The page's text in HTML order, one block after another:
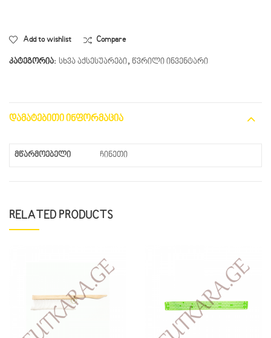
Add to wishlist Compare
კატეგორია: სხვა აქსესუარები, წვრილი ინვენტარი
ᲓᲐᲛᲐᲢᲔᲑᲘᲗᲘ ᲘᲜᲤᲝᲠᲛᲐᲪᲘᲐ
მწარმოებელი ჩინეთი
RELATED PRODUCTS